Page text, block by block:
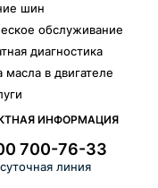
шин
обслуживание
диагностика
масла в двигателе
ИНФОРМАЦИЯ
700-76-33
линия